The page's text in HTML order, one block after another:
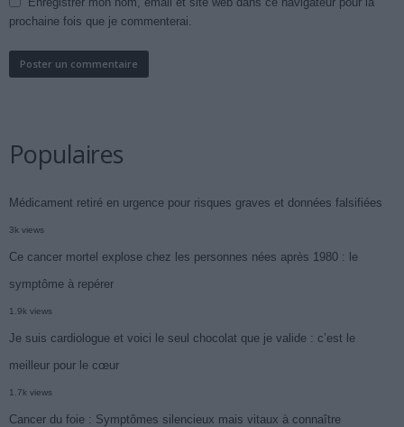
prochaine fois que je commenterai.
Populaires
Médicament retiré en urgence pour risques graves et données falsifiées
3k views
Ce cancer mortel explose chez les personnes nées après 1980 : le
symptôme à repérer
1.9k views
Je suis cardiologue et voici le seul chocolat que je valide : c’est le
meilleur pour le cœur
1.7k views
Cancer du foie : Symptômes silencieux mais vitaux à connaître